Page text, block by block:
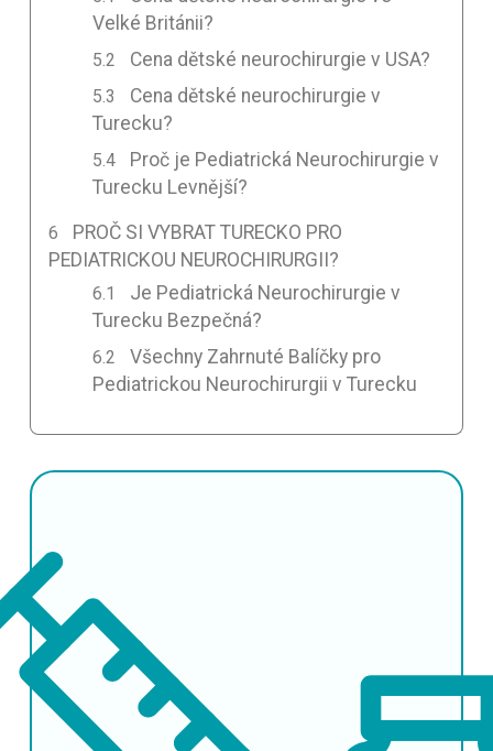
Velké Británii?
Cena dětské neurochirurgie v USA?
Cena dětské neurochirurgie v
Turecku?
Proč je Pediatrická Neurochirurgie v
Turecku Levnější?
PROČ SI VYBRAT TURECKO PRO
PEDIATRICKOU NEUROCHIRURGII?
Je Pediatrická Neurochirurgie v
Turecku Bezpečná?
Všechny Zahrnuté Balíčky pro
Pediatrickou Neurochirurgii v Turecku